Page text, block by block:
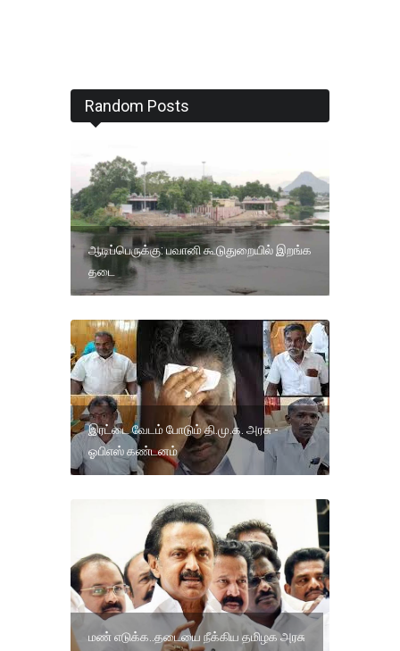
Random Posts
ஆடிப்பெருக்கு: பவானி கூடுதுறையில் இறங்க
தடை
இரட்டை வேடம் போடும் தி.மு.க. அரசு -
ஓபிஎஸ் கண்டனம்
மண் எடுக்க..தடையை நீக்கிய தமிழக அரசு